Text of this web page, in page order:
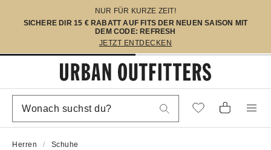
NUR FÜR KURZE ZEIT!
SICHERE DIR 15 € RABATT AUF FITS DER NEUEN SAISON MIT
DEM CODE: REFRESH
JETZT ENTDECKEN
Herren Schuhe